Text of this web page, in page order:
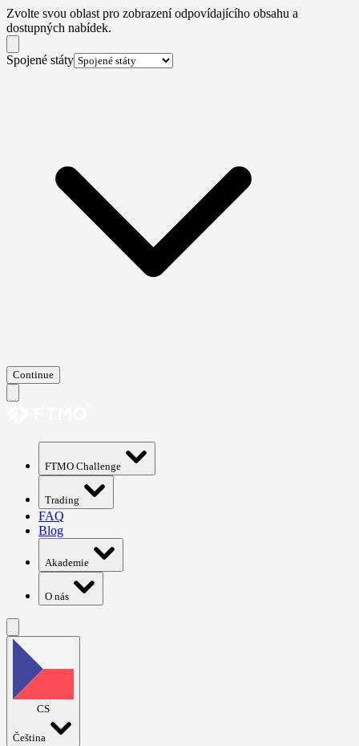
Zvolte svou oblast pro zobrazení odpovídajícího obsahu a
dostupných nabídek.
Spojené státy
Continue
FTMO Challenge
Trading
FAQ
Blog
Akademie
O nás
CS
Čeština